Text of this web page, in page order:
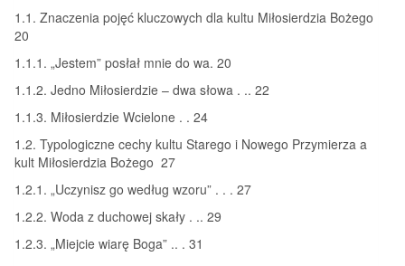
1.1. Znaczenia pojęć kluczowych dla kultu Miłosierdzia Bożego
20
1.1.1. „Jestem” posłał mnie do wa. 20
1.1.2. Jedno Miłosierdzie – dwa słowa . .. 22
1.1.3. Miłosierdzie Wcielone . . 24
1.2. Typologiczne cechy kultu Starego i Nowego Przymierza a
kult Miłosierdzia Bożego 27
1.2.1. „Uczynisz go według wzoru” . . . 27
1.2.2. Woda z duchowej skały . .. 29
1.2.3. „Miejcie wiarę Boga” .. . 31